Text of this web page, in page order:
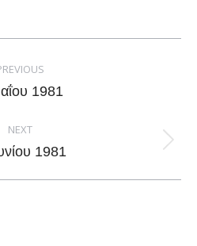
PinterestLinkedIn
Previous
1981
NEXT
Next1981